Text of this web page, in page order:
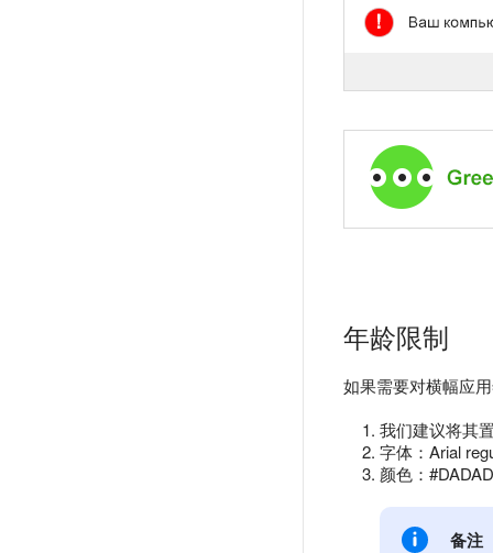
年龄限制
如果需要对横幅应
我们建议将其
字体：Arial
颜色：
备注